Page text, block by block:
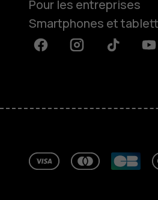
À propos
Pour les entreprises
Smartphones et
FacebookInstagramTiktok